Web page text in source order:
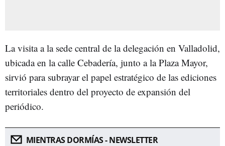
La visita a la sede central de la delegación en Valladolid,
ubicada en la calle Cebadería, junto a la Plaza Mayor,
sirvió para subrayar el papel estratégico de las ediciones
territoriales dentro del proyecto de expansión del
periódico.
MIENTRAS DORMÍAS - NEWSLETTER